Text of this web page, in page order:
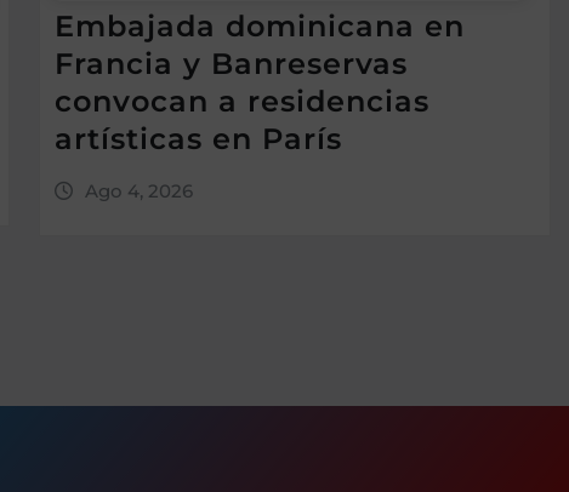
Embajada dominicana en
Francia y Banreservas
convocan a residencias
artísticas en París
Ago 4, 2026